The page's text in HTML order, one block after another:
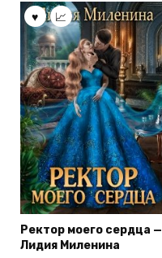
Ректор моего сердца —
Лидия Миленина